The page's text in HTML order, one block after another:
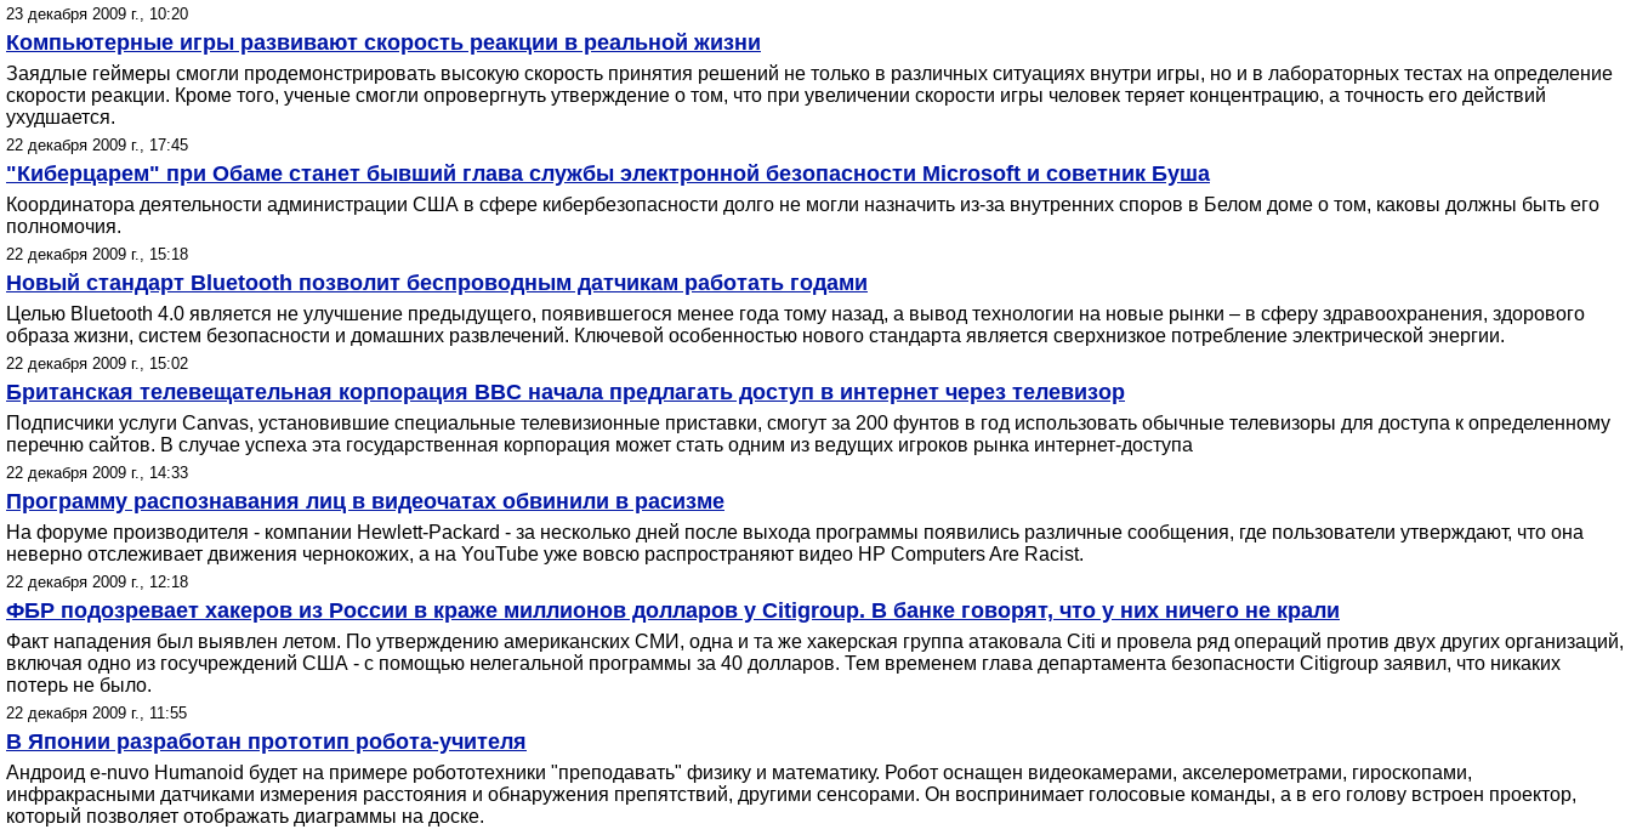
23 декабря 2009 г., 10:20
Компьютерные игры развивают скорость реакции в реальной жизни
Заядлые геймеры смогли продемонстрировать высокую скорость принятия решений не только в различных ситуациях внутри игры, но и в лабораторных тестах на определение
скорости реакции. Кроме того, ученые смогли опровергнуть утверждение о том, что при увеличении скорости игры человек теряет концентрацию, а точность его действий
ухудшается.
22 декабря 2009 г., 17:45
"Киберцарем" при Обаме станет бывший глава службы электронной безопасности Microsoft и советник Буша
Координатора деятельности администрации США в сфере кибербезопасности долго не могли назначить из-за внутренних споров в Белом доме о том, каковы должны быть его
полномочия.
22 декабря 2009 г., 15:18
Новый стандарт Bluetooth позволит беспроводным датчикам работать годами
Целью Bluetooth 4.0 является не улучшение предыдущего, появившегося менее года тому назад, а вывод технологии на новые рынки – в сферу здравоохранения, здорового
образа жизни, систем безопасности и домашних развлечений. Ключевой особенностью нового стандарта является сверхнизкое потребление электрической энергии.
22 декабря 2009 г., 15:02
Британская телевещательная корпорация BBC начала предлагать доступ в интернет через телевизор
Подписчики услуги Canvas, установившие специальные телевизионные приставки, смогут за 200 фунтов в год использовать обычные телевизоры для доступа к определенному
перечню сайтов. В случае успеха эта государственная корпорация может стать одним из ведущих игроков рынка интернет-доступа
22 декабря 2009 г., 14:33
Программу распознавания лиц в видеочатах обвинили в расизме
На форуме производителя - компании Hewlett-Packard - за несколько дней после выхода программы появились различные сообщения, где пользователи утверждают, что она
неверно отслеживает движения чернокожих, а на YouTube уже вовсю распространяют видео HP Computers Are Racist.
22 декабря 2009 г., 12:18
ФБР подозревает хакеров из России в краже миллионов долларов у Citigroup. В банке говорят, что у них ничего не крали
Факт нападения был выявлен летом. По утверждению американских СМИ, одна и та же хакерская группа атаковала Citi и провела ряд операций против двух других организаций,
включая одно из госучреждений США - с помощью нелегальной программы за 40 долларов. Тем временем глава департамента безопасности Citigroup заявил, что никаких
потерь не было.
22 декабря 2009 г., 11:55
В Японии разработан прототип робота-учителя
Андроид e-nuvo Humanoid будет на примере робототехники "преподавать" физику и математику. Робот оснащен видеокамерами, акселерометрами, гироскопами,
инфракрасными датчиками измерения расстояния и обнаружения препятствий, другими сенсорами. Он воспринимает голосовые команды, а в его голову встроен проектор,
который позволяет отображать диаграммы на доске.